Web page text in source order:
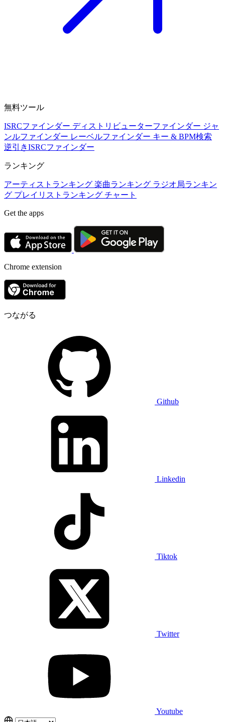
無料ツール
ISRCファインダー ディストリビューターファインダー ジャ
ンルファインダー レーベルファインダー キー & BPM検索
逆引きISRCファインダー
ランキング
アーティストランキング 楽曲ランキング ラジオ局ランキン
グ プレイリストランキング チャート
Get the apps
Chrome extension
つながる
Github
Linkedin
Tiktok
Twitter
Youtube